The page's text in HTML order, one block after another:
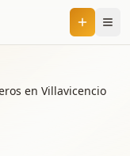
en Villavicencio